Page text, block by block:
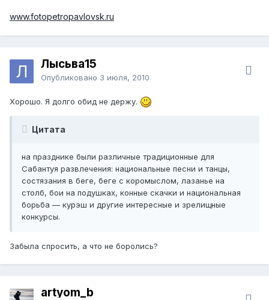
www.fotopetropavlovsk.ru
Лысьва15
Опубликовано 3 июля, 2010
Хорошо. Я долго обид не держу.
Цитата
на празднике были различные традиционные для
Сабантуя развлечения: национальные песни и танцы,
состязания в беге, беге с коромыслом, лазанье на
столб, бои на подушках, конные скачки и национальная
борьба — курэш и другие интересные и зрелищные
конкурсы.
Забыла спросить, а что не боролись?
artyom_b